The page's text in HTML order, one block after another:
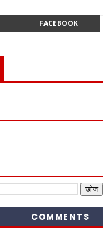
FACEBOOK
COMMENTS